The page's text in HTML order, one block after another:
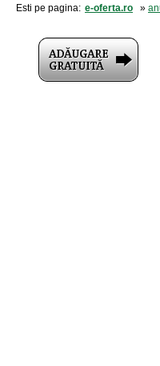
Esti pe pagina: e-oferta.ro »